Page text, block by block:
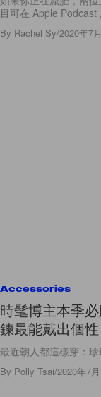
目可在 Apple Podcast
By Rachel Sy/2020年7
Accessories
時髦博主本季
鍊最能戴出個性
最近朝人都這樣穿：
By Polly Tsai/2020年7